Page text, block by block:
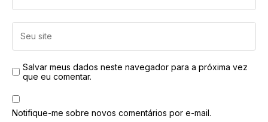
Salvar meus dados neste navegador para a próxima vez
que eu comentar.
Notifique-me sobre novos comentários por e-mail.